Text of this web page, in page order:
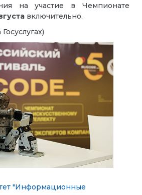
на участие в Чемпионате
включительно.
Госуслугах)
"Информационные